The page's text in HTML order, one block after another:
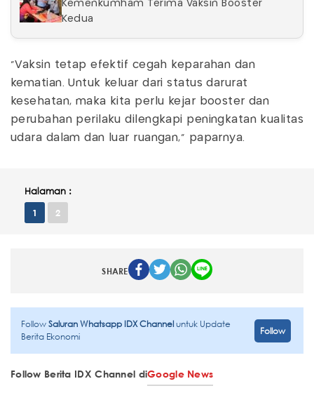
Kemenkumham Terima Vaksin Booster
Kedua
"Vaksin tetap efektif cegah keparahan dan
kematian. Untuk keluar dari status darurat
kesehatan, maka kita perlu kejar booster dan
perubahan perilaku dilengkapi peningkatan kualitas
udara dalam dan luar ruangan," paparnya.
Halaman :
1 2
SHARE
FollowSaluran Whatsapp IDX Channeluntuk Update
Berita Ekonomi
Follow
Follow Berita IDX Channel diGoogle News